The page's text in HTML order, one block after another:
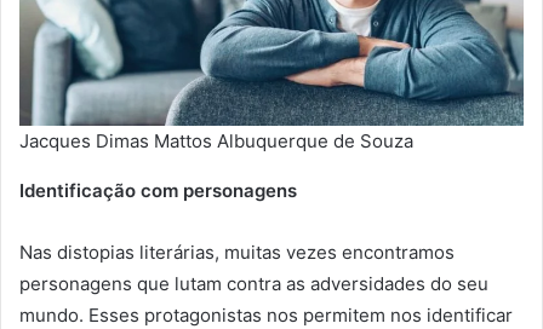
Jacques Dimas Mattos Albuquerque de Souza
Identificação com personagens
Nas distopias literárias, muitas vezes encontramos
personagens que lutam contra as adversidades do seu
mundo. Esses protagonistas nos permitem nos identificar